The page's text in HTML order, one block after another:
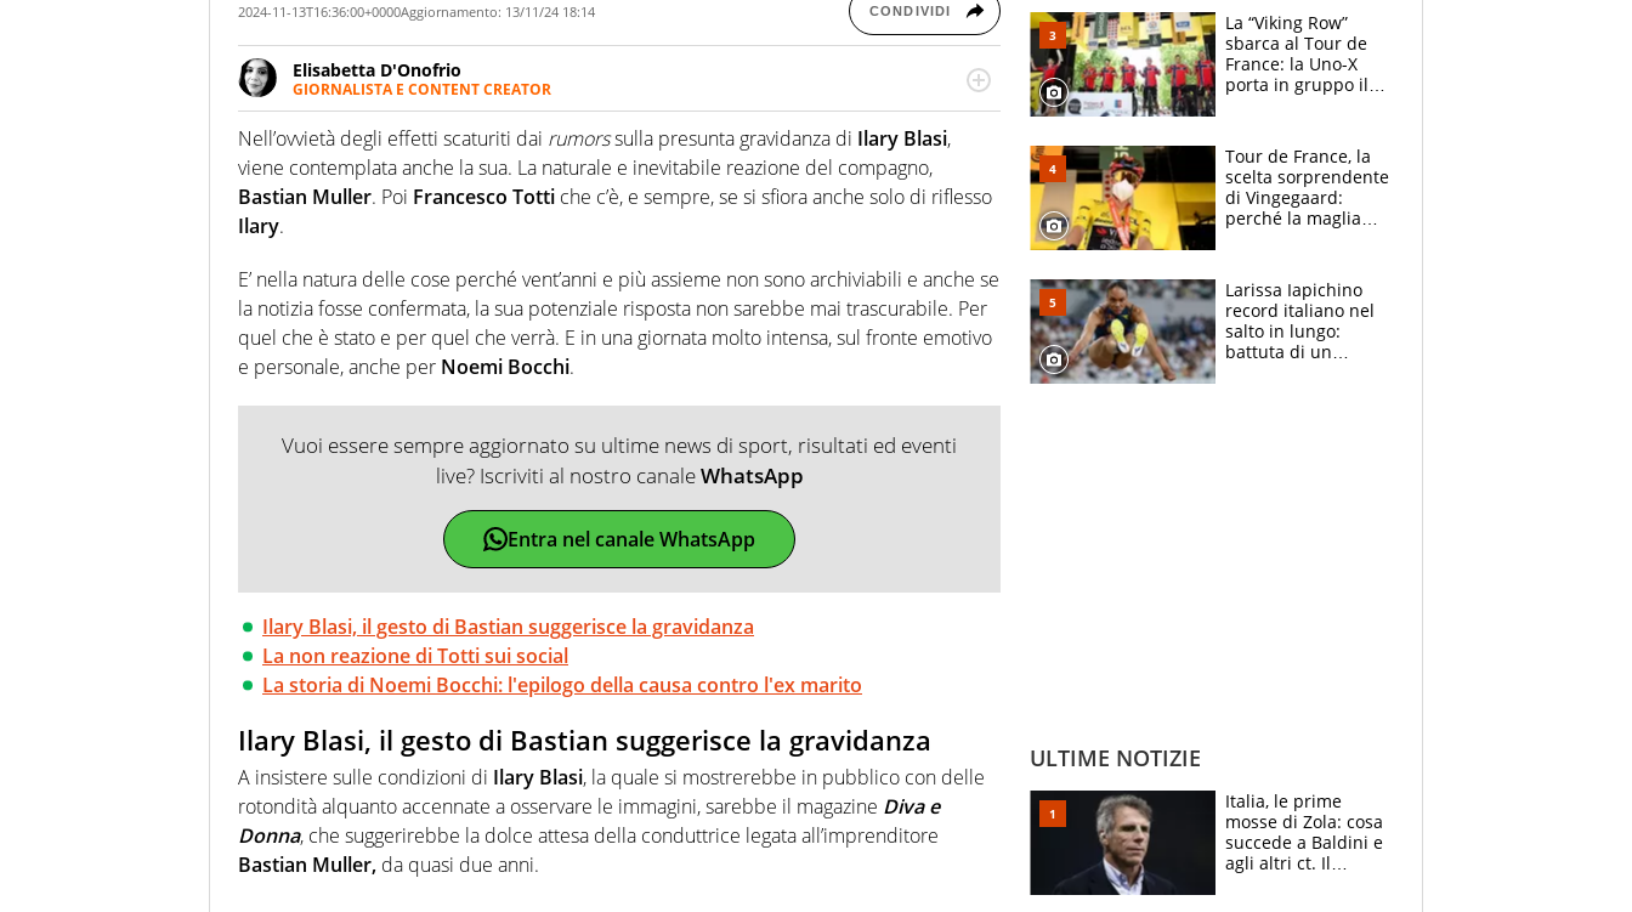
2024-11-13T16:36:00+0000Aggiornamento: 13/11/24 18:14 CONDIVIDI
Elisabetta D'Onofrio
GIORNALISTA E CONTENT CREATOR
Giornalista professionista dal 2007, scrive per curiosità personale e necessità:
soprattutto di calcio, di sport e dei suoi protagonisti, concedendosi innocenti evasioni
nell'ambito della creazione di format. Un tempo ala destra, oggi si sente a suo agio nel
ruolo di libero. Cura una classifica riservata dei migliori 5 calciatori di sempre.
Nell’ovvietà degli effetti scaturiti dai rumorssulla presunta gravidanza di Ilary Blasi,
viene contemplata anche la sua. La naturale e inevitabile reazione del compagno,
Bastian Muller. Poi Francesco Totti che c’è, e sempre, se si sfiora anche solo di riflesso
Ilary.
E’ nella natura delle cose perché vent’anni e più assieme non sono archiviabili e anche se
la notizia fosse confermata, la sua potenziale risposta non sarebbe mai trascurabile. Per
quel che è stato e per quel che verrà. E in una giornata molto intensa, sul fronte emotivo
e personale, anche per Noemi Bocchi.
Vuoi essere sempre aggiornato su ultime news di sport, risultati ed eventi
live? Iscriviti al nostro canaleWhatsApp
Entra nel canale WhatsApp
Ilary Blasi, il gesto di Bastian suggerisce la gravidanza
La non reazione di Totti sui social
La storia di Noemi Bocchi: l'epilogo della causa contro l'ex marito
Ilary Blasi, il gesto di Bastian suggerisce la gravidanza
A insistere sulle condizioni di Ilary Blasi, la quale si mostrerebbe in pubblico con delle
rotondità alquanto accennate a osservare le immagini, sarebbe il magazine Diva e
Donna, che suggerirebbe la dolce attesa della conduttrice legata all’imprenditore
Bastian Muller, da quasi due anni.
mirino
La “Viking Row”
sbarca al Tour de
France: la Uno-X
porta in gruppo il
compagni
Tour de France, la
scelta sorprendente
di Vingegaard:
perché la maglia
rischio da evitare
Larissa Iapichino
record italiano nel
salto in lungo:
battuta di un
ULTIME NOTIZIE
Italia, le prime
mosse di Zola: cosa
succede a Baldini e
agli altri ct. Il